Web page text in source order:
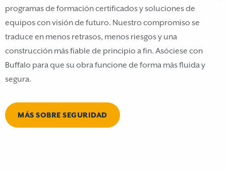
programas de formación certificados y soluciones de
equipos con visión de futuro. Nuestro compromiso se
traduce en menos retrasos, menos riesgos y una
construcción más fiable de principio a fin. Asóciese con
Buffalo para que su obra funcione de forma más fluida y
segura.
MÁS SOBRE SEGURIDAD